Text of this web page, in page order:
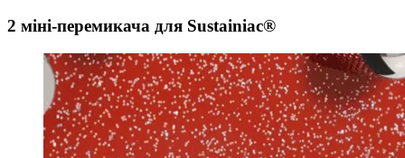
2 міні-перемикача для Sustainiac®